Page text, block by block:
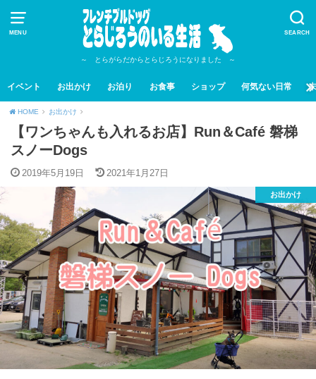
MENU SEARCH
～ とらがらだからとらじろうになりました ～
イベント お出かけ お泊り お食事 ショップ 何気ない日常
HOME お出かけ
【ワンちゃんも入れるお店】Run＆Café 磐梯
スノーDogs
2019年5月19日 2021年1月27日
お出かけ